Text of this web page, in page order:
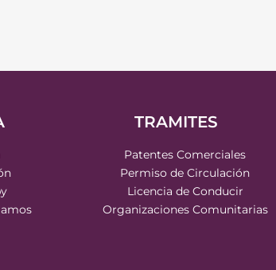
TRAMITES
Patentes Comerciales
Permiso de Circulación
Licencia de Conducir
Organizaciones Comunitarias